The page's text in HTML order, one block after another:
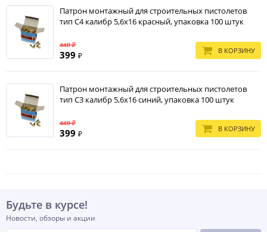
Патрон монтажный для строительных пистолетов
тип С4 калибр 5,6х16 красный, упаковка 100 штук
399 ₽
448 ₽
В КОРЗИНУ
Патрон монтажный для строительных пистолетов
тип С3 калибр 5,6х16 синий, упаковка 100 штук
399 ₽
448 ₽
В КОРЗИНУ
Будьте в курсе!
Новости, обзоры и акции